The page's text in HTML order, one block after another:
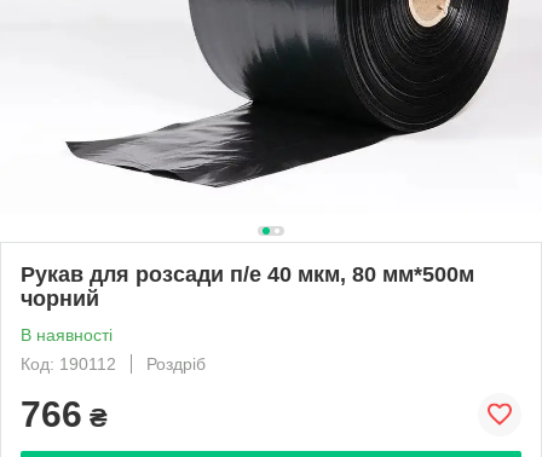
Рукав для розсади п/е 40 мкм, 80 мм*500м
чорний
В наявності
Код: 190112
Роздріб
766 ₴